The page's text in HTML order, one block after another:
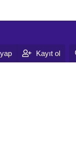
Kayıt ol